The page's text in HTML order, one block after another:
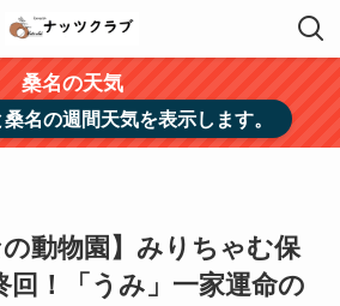
桑名の天気
名の週間天気を表示します。
の動物園】みりちゃむ保
回！「うみ」一家運命の